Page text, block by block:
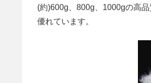
(約)600g、800g、1000gの高
優れています。